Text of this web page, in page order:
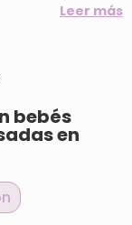
Leer más
bebés
en